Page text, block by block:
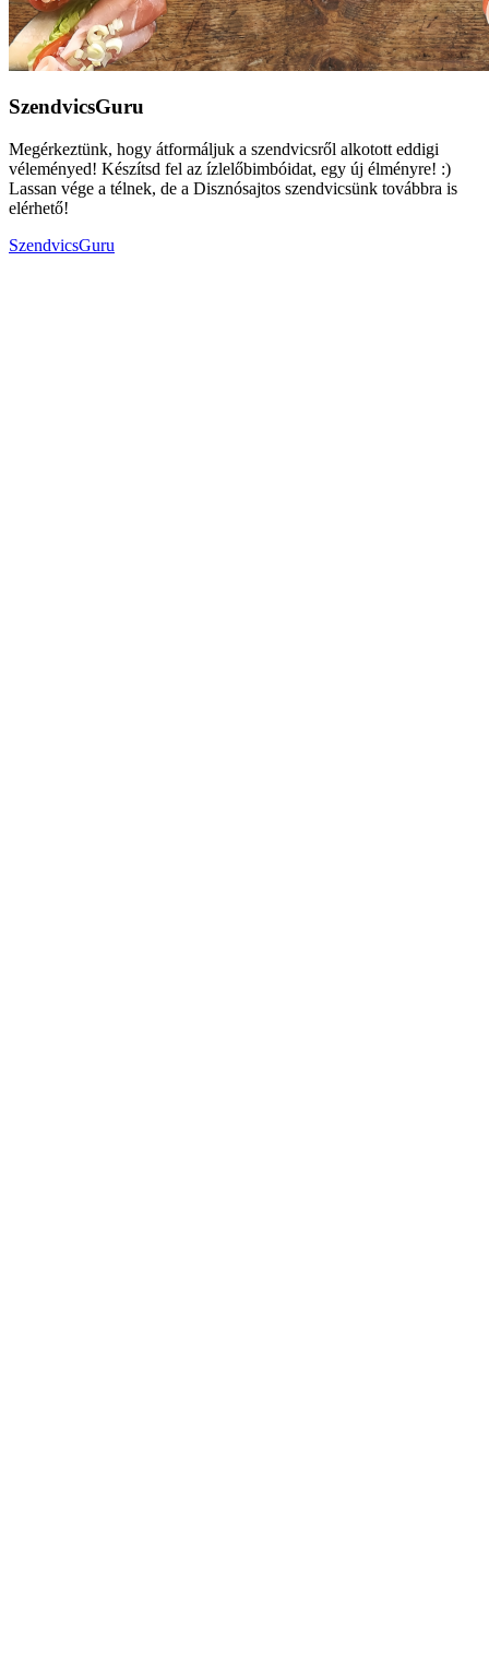
SzendvicsGuru
Megérkeztünk, hogy átformáljuk a szendvicsről alkotott eddigi
véleményed! Készítsd fel az ízlelőbimbóidat, egy új élményre! :)
Lassan vége a télnek, de a Disznósajtos szendvicsünk továbbra is
elérhető!
SzendvicsGuru